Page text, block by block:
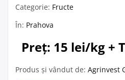
Categorie: Fructe
În: Prahova
Preț: 15 lei/kg +
Produs și vândut de: Agrinvest